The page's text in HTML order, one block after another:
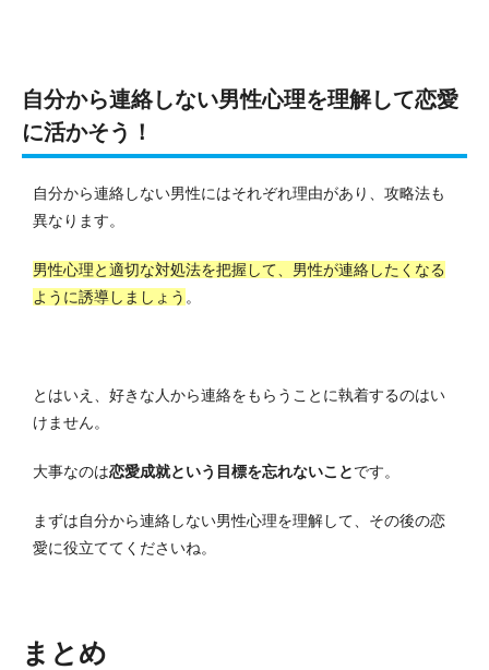
自分から連絡しない男性心理を理解して恋愛
に活かそう！
自分から連絡しない男性にはそれぞれ理由があり、攻略法も
異なります。
男性心理と適切な対処法を把握して、男性が連絡したくなる
ように誘導しましょう 。
とはいえ、好きな人から連絡をもらうことに執着するのはい
けません。
大事なのは恋愛成就という目標を忘れないことです。
まずは自分から連絡しない男性心理を理解して、その後の恋
愛に役立ててくださいね。
まとめ